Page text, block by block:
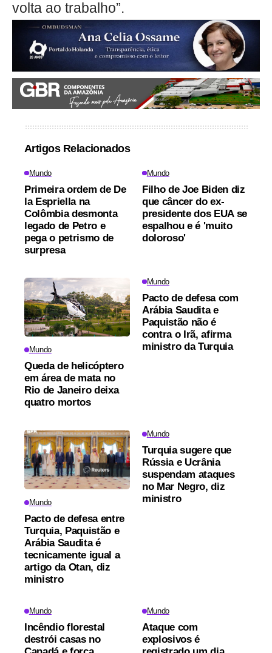
volta ao trabalho”.
Artigos Relacionados
Mundo
Primeira ordem de De
la Espriella na
Colômbia desmonta
legado de Petro e
pega o petrismo de
surpresa
Mundo
Filho de Joe Biden diz
que câncer do ex-
presidente dos EUA se
espalhou e é 'muito
doloroso'
Mundo
Queda de helicóptero
em área de mata no
Rio de Janeiro deixa
quatro mortos
Mundo
Pacto de defesa com
Arábia Saudita e
Paquistão não é
contra o Irã, afirma
ministro da Turquia
Mundo
Pacto de defesa entre
Turquia, Paquistão e
Arábia Saudita é
tecnicamente igual a
artigo da Otan, diz
ministro
Mundo
Turquia sugere que
Rússia e Ucrânia
suspendam ataques
no Mar Negro, diz
ministro
Mundo
Incêndio florestal
destrói casas no
Mundo
Ataque com
explosivos é